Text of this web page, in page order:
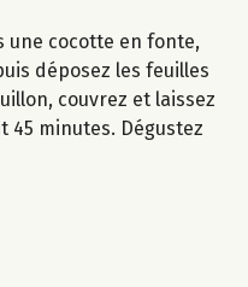
une cocotte en fonte,
déposez les feuilles
couvrez et laissez
minutes. Dégustez